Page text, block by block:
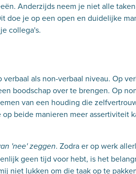
Anderzijds neem je niet alle
doe je op een open en duidelijke
collega's.
als non-verbaal niveau. Op
boodschap over te brengen. Op
van een houding die
beide manieren meer assertiviteit
'nee' zeggen. Zodra er op werk
geen tijd voor hebt, is het
niet lukken om die taak op te